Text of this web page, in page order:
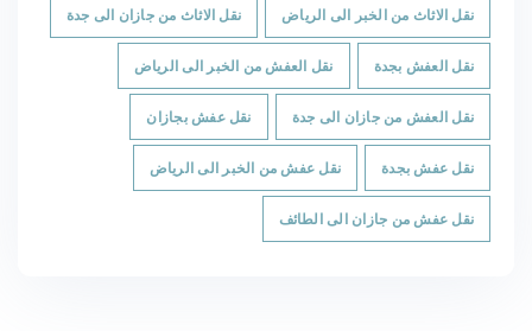
نقل الاثاث من الخبر الى الرياض نقل الاثاث من جازان الى جدة
نقل العفش بجدة نقل العفش من الخبر الى الرياض
نقل العفش من جازان الى جدة نقل عفش بجازان
نقل عفش بجدة نقل عفش من الخبر الى الرياض
نقل عفش من جازان الى الطائف